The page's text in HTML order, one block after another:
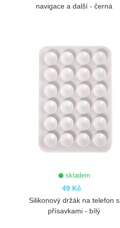
navigace a další - černá
skladem
49 Kč
Silikonový držák na telefon s
přísavkami - bílý